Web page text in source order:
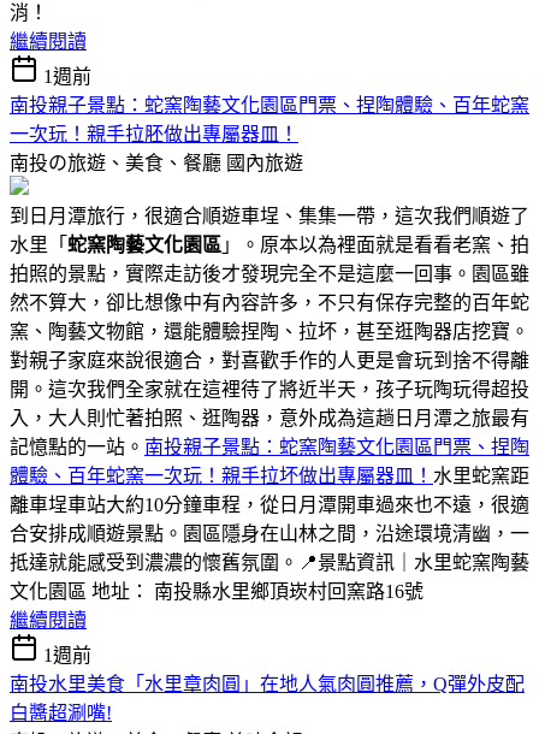
消！
繼續閱讀
1週前
南投親子景點：蛇窯陶藝文化園區門票、捏陶體驗、百年蛇窯
一次玩！親手拉胚做出專屬器皿！
南投の旅遊、美食、餐廳 國內旅遊
到日月潭旅行，很適合順遊車埕、集集一帶，這次我們順遊了
水里「 蛇窯陶藝文化園區 」。原本以為裡面就是看看老窯、拍
拍照的景點，實際走訪後才發現完全不是這麼一回事。園區雖
然不算大，卻比想像中有內容許多，不只有保存完整的百年蛇
窯、陶藝文物館，還能體驗捏陶、拉坏，甚至逛陶器店挖寶。
對親子家庭來說很適合，對喜歡手作的人更是會玩到捨不得離
開。這次我們全家就在這裡待了將近半天，孩子玩陶玩得超投
入，大人則忙著拍照、逛陶器，意外成為這趟日月潭之旅最有
記憶點的一站。 南投親子景點：蛇窯陶藝文化園區門票、捏陶
體驗、百年蛇窯一次玩！親手拉坏做出專屬器皿！ 水里蛇窯距
離車埕車站大約10分鐘車程，從日月潭開車過來也不遠，很適
合安排成順遊景點。園區隱身在山林之間，沿途環境清幽，一
抵達就能感受到濃濃的懷舊氛圍。📍景點資訊｜水里蛇窯陶藝
文化園區 地址： 南投縣水里鄉頂崁村回窯路16號
繼續閱讀
1週前
南投水里美食「水里章肉圓」在地人氣肉圓推薦，Q彈外皮配
白醬超涮嘴!